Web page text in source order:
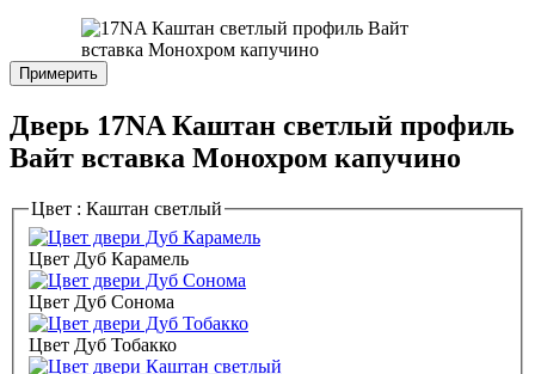
Примерить
Дверь 17NA Каштан светлый профиль
Вайт вставка Монохром капучино
Цвет : Каштан светлый
Цвет Дуб Карамель
Цвет Дуб Сонома
Цвет Дуб Тобакко